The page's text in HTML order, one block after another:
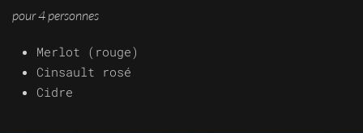
pour 4 personnes
Merlot (rouge)
Cinsault rosé
Cidre